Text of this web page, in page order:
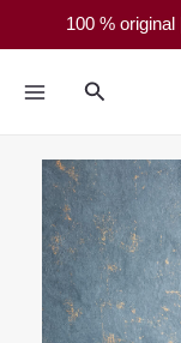
100 %
Přeskočit
na
obsah
Hledat